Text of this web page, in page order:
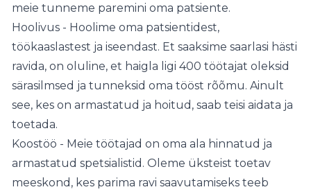
meie tunneme paremini oma patsiente.
Hoolivus - Hoolime oma patsientidest,
töökaaslastest ja iseendast. Et saaksime saarlasi hästi
ravida, on oluline, et haigla ligi 400 töötajat oleksid
särasilmsed ja tunneksid oma tööst rõõmu. Ainult
see, kes on armastatud ja hoitud, saab teisi aidata ja
toetada.
Koostöö - Meie töötajad on oma ala hinnatud ja
armastatud spetsialistid. Oleme üksteist toetav
meeskond, kes parima ravi saavutamiseks teeb